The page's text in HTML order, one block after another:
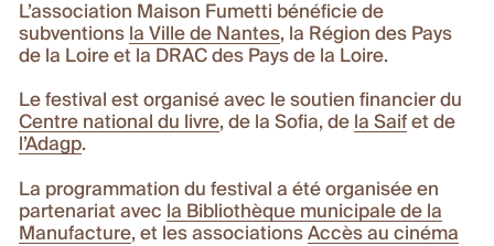
L’association Maison Fumetti bénéficie de
subventions la Ville de Nantes, la Région des Pays
de la Loire et la DRAC des Pays de la Loire.
Le festival est organisé avec le soutien financier du
Centre national du livre, de la Sofia, de la Saif et de
l’Adagp.
La programmation du festival a été organisée en
partenariat avec la Bibliothèque municipale de la
Manufacture, et les associationsAccès au cinéma